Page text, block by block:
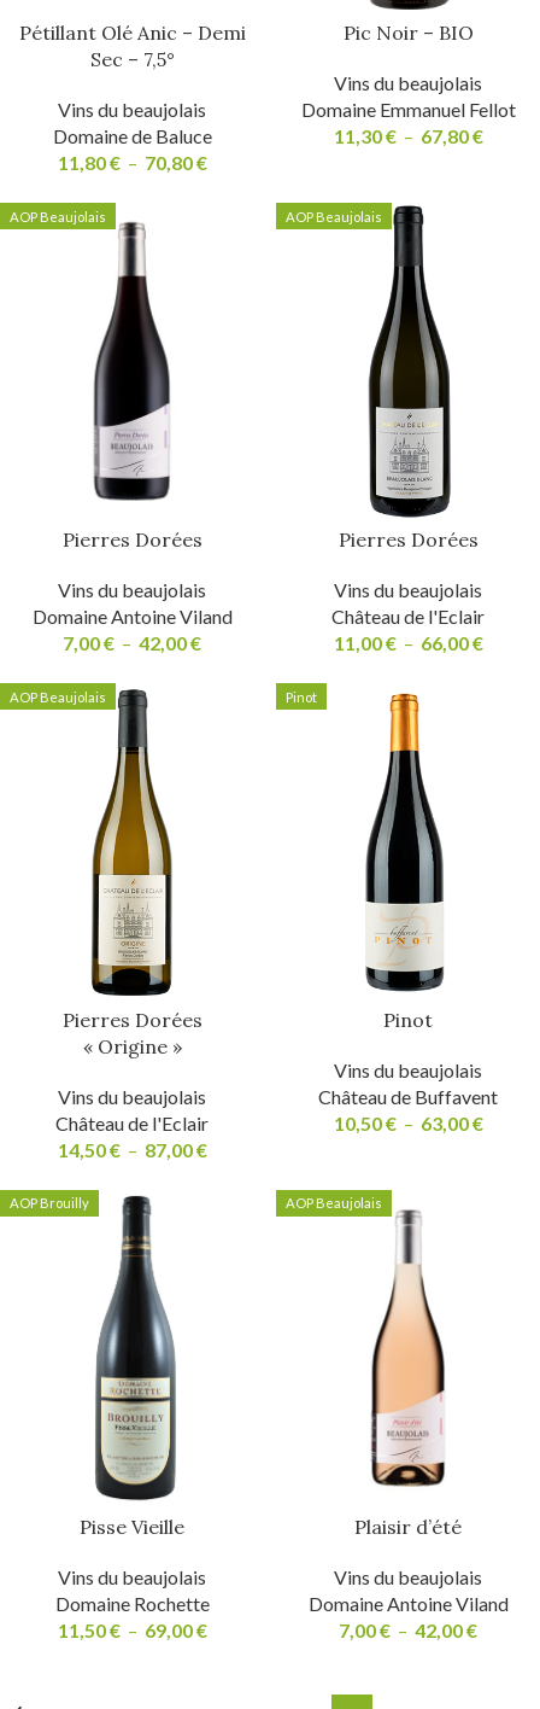
Pétillant Olé Anic – Demi
Sec – 7,5°
Vins du beaujolais
Domaine de Baluce
11,80€ – 70,80€
Pic Noir – BIO
Vins du beaujolais
Domaine Emmanuel Fellot
11,30€ – 67,80€
AOP Beaujolais
Pierres Dorées
Vins du beaujolais
Domaine Antoine Viland
7,00€ – 42,00€
AOP Beaujolais
Pierres Dorées
Vins du beaujolais
Château de l'Eclair
11,00€ – 66,00€
AOP Beaujolais
Pierres Dorées
« Origine »
Vins du beaujolais
Château de l'Eclair
14,50€ – 87,00€
Pinot
Pinot
Vins du beaujolais
Château de Buffavent
10,50€ – 63,00€
AOP Brouilly
Pisse Vieille
Vins du beaujolais
Domaine Rochette
11,50€ – 69,00€
AOP Beaujolais
Plaisir d’été
Vins du beaujolais
Domaine Antoine Viland
7,00€ – 42,00€